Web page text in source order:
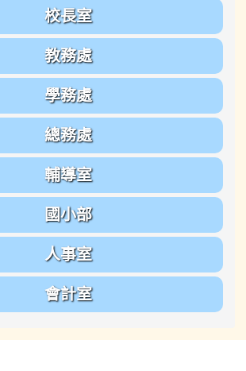
校長室
教務處
學務處
總務處
輔導室
國小部
人事室
會計室